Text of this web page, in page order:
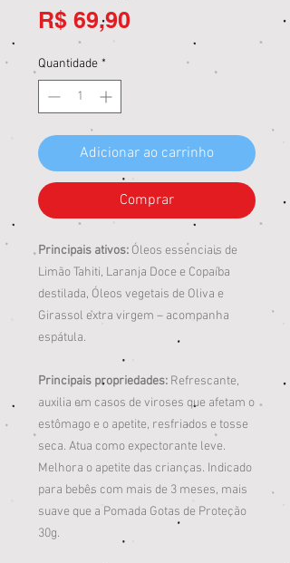
R$ 69,90
Quantidade *
Adicionar ao carrinho
Comprar
Principais ativos: Óleos essenciais de
Limão Tahiti, Laranja Doce e Copaíba
destilada, Óleos vegetais de Oliva e
Girassol extra virgem – acompanha
espátula.
Principais propriedades: Refrescante,
auxilia em casos de viroses que afetam o
estômago e o apetite, resfriados e tosse
seca. Atua como expectorante leve.
Melhora o apetite das crianças. Indicado
para bebês com mais de 3 meses, mais
suave que a Pomada Gotas de Proteção
30g.